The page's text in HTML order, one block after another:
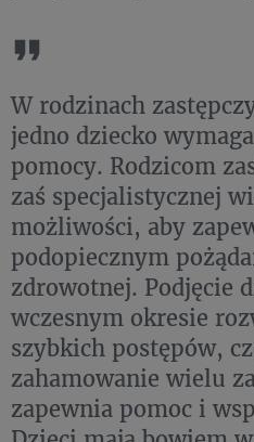
W rodzinach
jedno dziecko
pomocy. Rodzicom
zaś specjalistycznej
możliwości, aby
podopiecznym
zdrowotnej. Podjęcie
wczesnym okresie
szybkich postępów,
zahamowanie wielu
zapewnia pomoc i